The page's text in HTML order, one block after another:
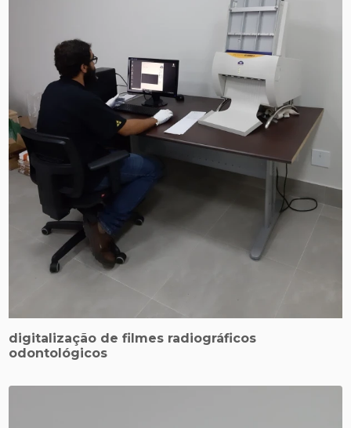
digitalização de filmes radiográficos
odontológicos